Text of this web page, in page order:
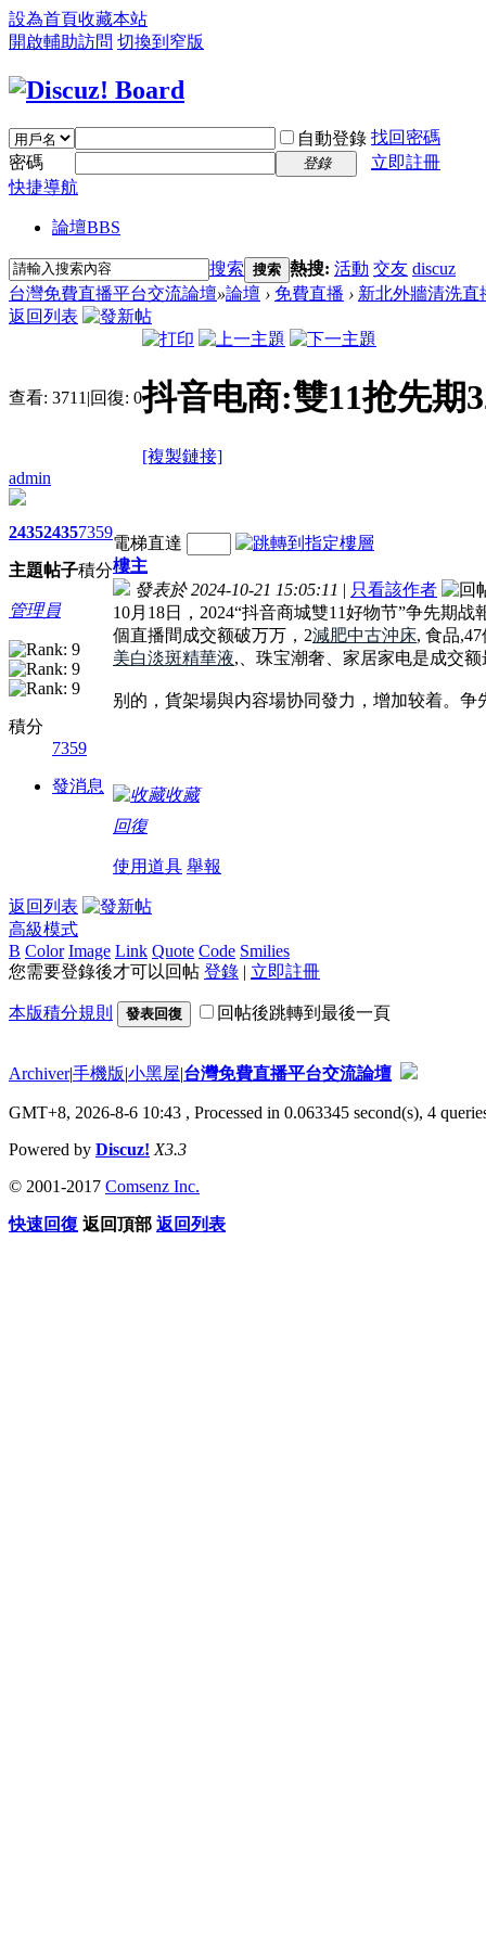
設為首頁收藏本站
開啟輔助訪問 切換到窄版
自動登錄 找回密碼
密碼
登錄
立即註冊
快捷導航
論壇BBS
搜索 搜索 熱搜: 活動 交友 discuz
台灣免費直播平台交流論壇»論壇 › 免費直播 › 新北外牆清洗直
返回列表
查看: 3711 |回復: 0抖音电商:雙11抢先期
[複製鏈接]
admin
2435
主題
2435
帖子
7359
積分
管理員
積分
7359
發消息
電梯直達
樓主
發表於 2024-10-21 15:05:11 | 只看該作者
10月18日，2024“抖音商城雙11好物节”争先期
個直播間成交额破万万，2減肥中古沖床, 食品
美白淡斑精華液,、珠宝潮奢、家居家电是成交
别的，貨架場與内容場协同發力，增加较着。
收藏
回復
使用道具 舉報
返回列表
高級模式
B Color Image Link Quote Code Smilies
您需要登錄後才可以回帖 登錄 | 立即註冊
本版積分規則 發表回復 回帖後跳轉到最後一頁
Archiver|手機版|小黑屋|台灣免費直播平台交流論壇
GMT+8, 2026-8-6 10:43 , Processed in 0.063345 second(s), 4
Powered by Discuz! X3.3
© 2001-2017 Comsenz Inc.
快速回復 返回頂部 返回列表